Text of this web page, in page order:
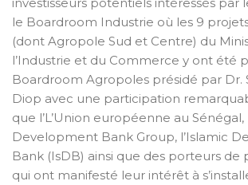
le Boardroom Industrie où les 9
(dont Agropole Sud et Centre) du
l’Industrie et du Commerce y ont été
Boardroom Agropoles présidé par Dr.
Diop avec une participation
que l’L’Union européenne au Sénégal,
Development Bank Group, l’Islamic
Bank (IsDB) ainsi que des porteurs de
qui ont manifesté leur intérêt à